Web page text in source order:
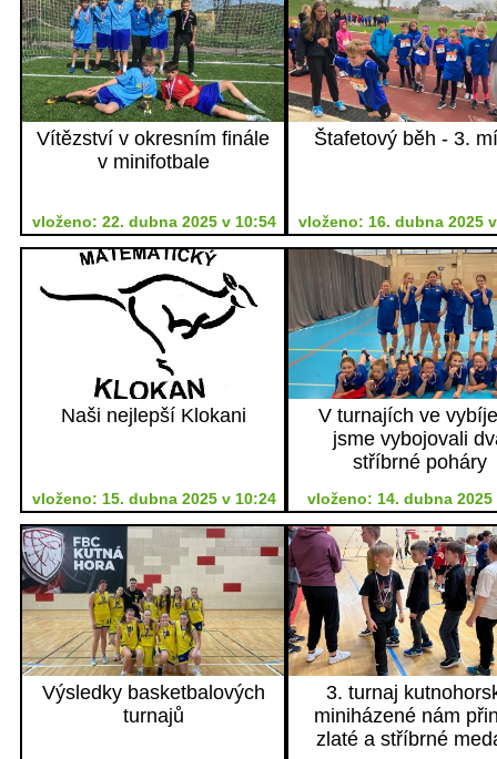
Vítězství v okresním finále
v minifotbale
vloženo: 22. dubna 2025 v 10:54
Štafetový běh - 3.
vloženo: 16. dubna 2025
Naši nejlepší Klokani
vloženo: 15. dubna 2025 v 10:24
V turnajích ve
jsme vybojovali
stříbrné poháry
vloženo: 14. dubna 2025
Výsledky basketbalových
turnajů
3. turnaj
miniházené nám
zlaté a stříbrné